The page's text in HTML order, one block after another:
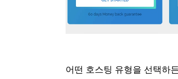
어떤 호스팅 유형을 선택하